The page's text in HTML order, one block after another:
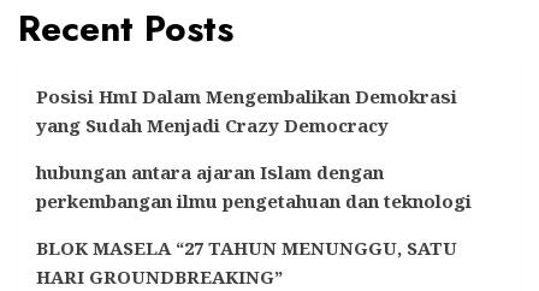
Recent Posts
Posisi HmI Dalam Mengembalikan Demokrasi
yang Sudah Menjadi Crazy Democracy
hubungan antara ajaran Islam dengan
perkembangan ilmu pengetahuan dan teknologi
BLOK MASELA “27 TAHUN MENUNGGU, SATU
HARI GROUNDBREAKING”